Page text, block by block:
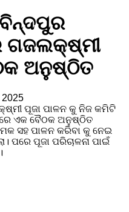
ଗଜଲକ୍ଷ୍ମୀ
ଅନୁଷ୍ଠିତ
2025
ପୂଜା ପାଳନ କୁ ନିଜ କମିଟି
ଏକ ବୈଠକ ଅନୁଷ୍ଠିତ
ସହ ପାଳନ କରିବା କୁ ନେଇ
ପରେ ପୂଜା ପରିଚାଳନା ପାଇଁ